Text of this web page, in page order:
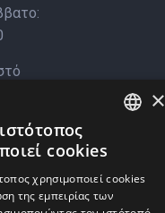
GREEK
×
cookies
χρησιμοποιεί cookies
της εμπειρίας των